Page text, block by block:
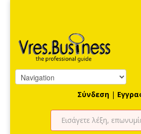
Σύνδεση |